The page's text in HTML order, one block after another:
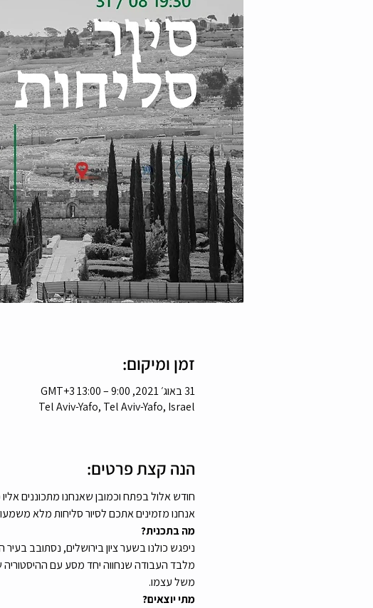
זמן ומיקום:
31 באוג׳ 2021, 9:00 – 13:00 GMT‎+3‎
Tel Aviv-Yafo, Tel Aviv-Yafo, Israel
הנה קצת פרטים:
חודש אלול בפתח וכמובן שאנחנו מתכוננים
אנחנו מזמינים אתכם לסיור סליחות מלא
מה בתכנית?
ניפגש כולנו בשער ציון בירושלים, נסתובב
מלבד העבודה שנחווה יחד מסע עם ההיסטוריה
משל עצמו.
מתי יוצאים?